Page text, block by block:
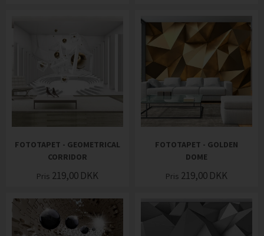
FOTOTAPET - GEOMETRICAL
CORRIDOR
Pris 219,00 DKK
FOTOTAPET - GOLDEN
DOME
Pris 219,00 DKK